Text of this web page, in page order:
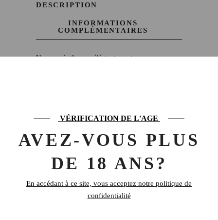
VÉRIFICATION DE L'AGE
AVEZ-VOUS PLUS
DE 18 ANS?
En accédant à ce site, vous acceptez notre politique de
confidentialité
DESCRIPTION
INFORMATIONS
COMPLÉMENTAIRES
Un seau à glaçons élégant, contenance env